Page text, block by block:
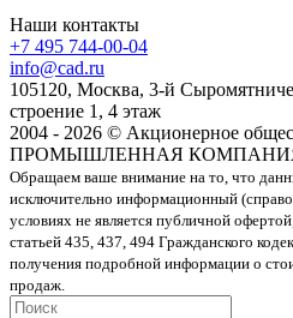
Наши контакты
+7 495 744-00-04
info@cad.ru
105120, Москва, 3-й
строение 1, 4 этаж
2004 - 2026 © Акционерное
ПРОМЫШЛЕННАЯ
Обращаем ваше внимание на то, что
исключительно информационный
условиях не является публичной
статьей 435, 437, 494 Гражданского
получения подробной информации о
продаж.